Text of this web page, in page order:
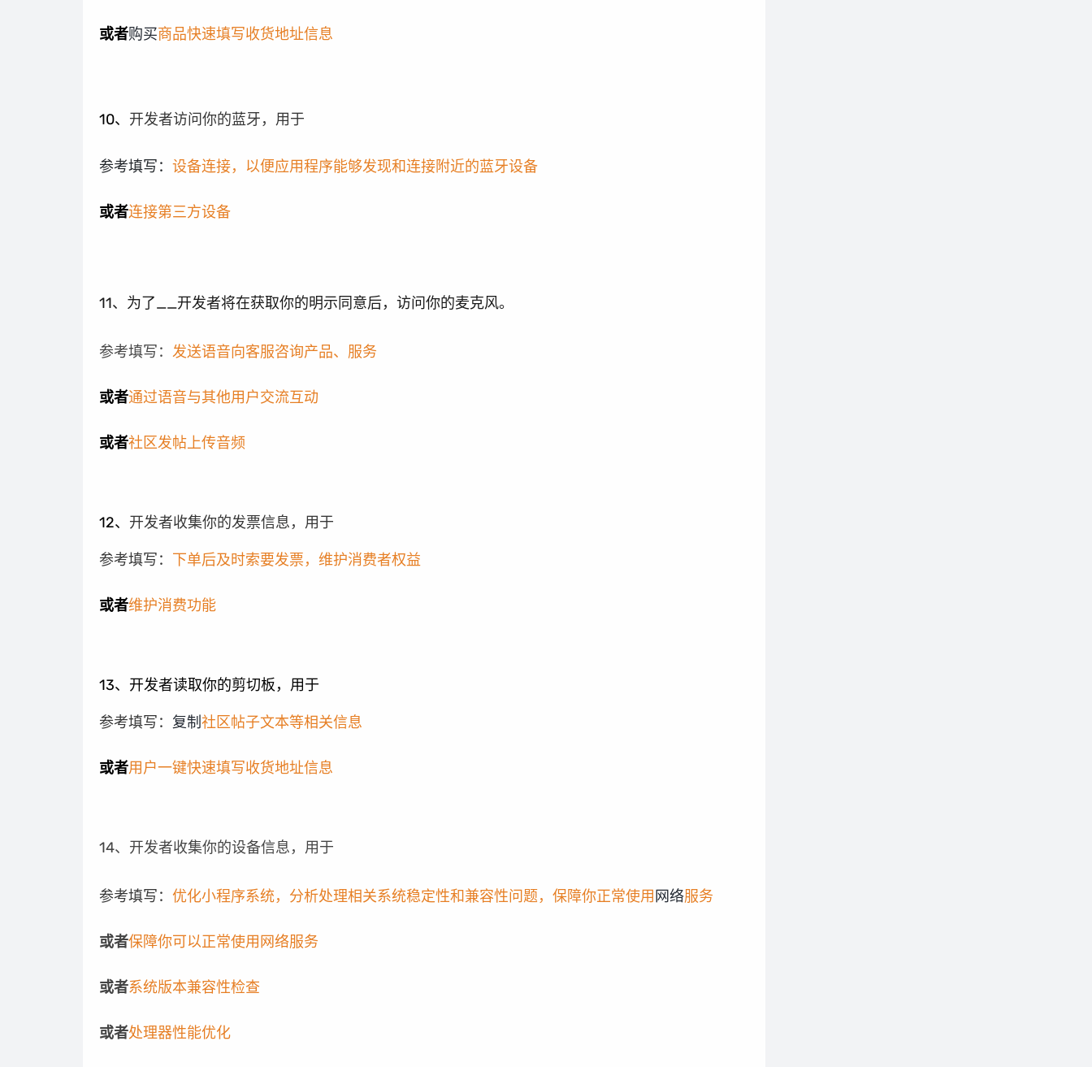
或者购买商品快速填写收货地址信息
10、 开发者访问你的蓝牙，用于
参考填写： 设备连接，以便应用程序能够发现和连接附近的蓝牙设备
或者连接第三方设备
11、为了__开发者将在获取你的明示同意后，访问你的麦克风。
参考填写： 发送语音向客服咨询产品、服务
或者通过语音与其他用户交流互动
或者社区发帖上传音频
12、 开发者收集你的发票信息，用于
参考填写： 下单后及时索要发票，维护消费者权益
或者维护消费功能
13、开发者读取你的剪切板，用于
参考填写： 复制社区帖子文本等相关信息
或者用户一键快速填写收货地址信息
14、开发者收集你的设备信息， 用于
参考填写： 优化小程序系统，分析处理相关系统稳定性和兼容性问题，保障你正常使用 网络服务
或者保障你可以正常使用网络服务
或者系统版本兼容性检查
或者处理器性能优化